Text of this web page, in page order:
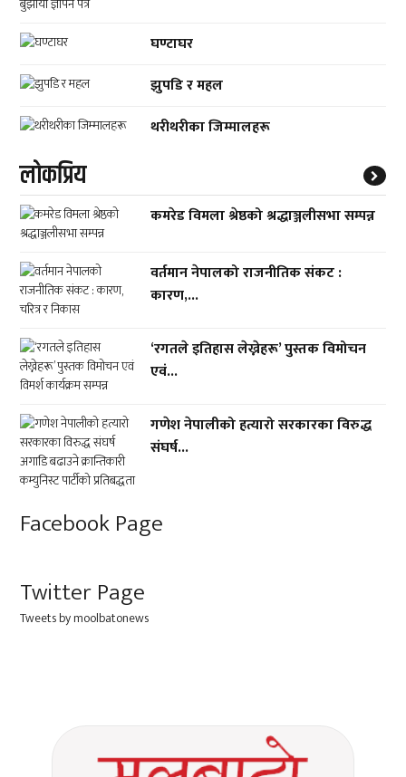
घण्टाघर
झुपडि र महल
थरीथरीका जिम्मालहरू
लाेकप्रिय
कमरेड विमला श्रेष्ठको श्रद्धाञ्जलीसभा सम्पन्न
वर्तमान नेपालको राजनीतिक संकट :
कारण,...
‘रगतले इतिहास लेख्नेहरू’ पुस्तक विमोचन
एवं...
गणेश नेपालीको हत्यारो सरकारका विरुद्ध
संघर्ष...
Facebook Page
Twitter Page
Tweets by moolbatonews